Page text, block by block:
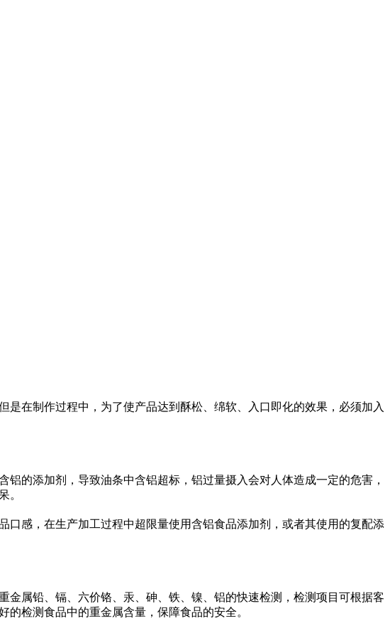
在制作过程中，为了使产品达到酥松、绵软、入口即化的效果，必须加入
的添加剂，导致油条中含铝超标，铝过量摄入会对人体造成一定的危害，
。
感，在生产加工过程中超限量使用含铝食品添加剂，或者其使用的复配添
属铅、镉、六价铬、汞、砷、铁、镍、铝的快速检测，检测项目可根据客
检测食品中的重金属含量，保障食品的安全。